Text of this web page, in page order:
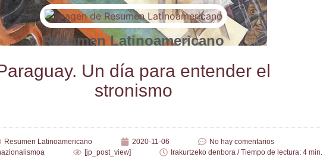
Resumen Latinoamericano
Un día para enten­der el
stronismo
Resumen Latinoamericano 2020-11-06
No hay comentarios
[jp_post_view] Irakurtzeko denbora / Tiempo de lectura: 4 min.